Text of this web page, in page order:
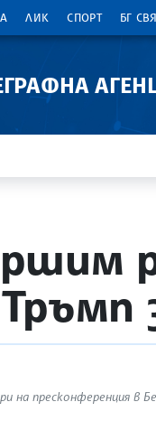
ЛИК СПОРТ БГ
на пресконференция в